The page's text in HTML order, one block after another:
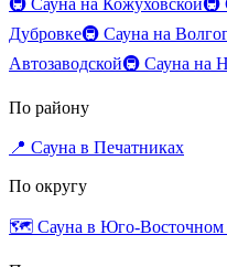
Дубровке🚇 Сауна на
Автозаводской🚇 Сауна на
По району
📍 Сауна в Печатниках
По округу
🗺️ Сауна в Юго-Восточном